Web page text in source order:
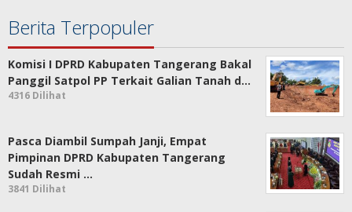
Berita Terpopuler
Komisi I DPRD Kabupaten Tangerang Bakal
Panggil Satpol PP Terkait Galian Tanah d…
4316 Dilihat
Pasca Diambil Sumpah Janji, Empat
Pimpinan DPRD Kabupaten Tangerang
Sudah Resmi …
3841 Dilihat